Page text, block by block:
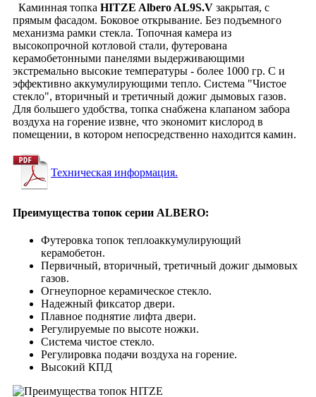
Каминная топка HITZE Albero AL9S.V закрытая, с
прямым фасадом. Боковое открывание. Без подъемного
механизма рамки стекла. Топочная камера из
высокопрочной котловой стали, футерована
керамобетонными панелями выдерживающими
экстремально высокие температуры - более 1000 гр. С и
эффективно аккумулирующими тепло. Система "Чистое
стекло", вторичный и третичный дожиг дымовых газов.
Для большего удобства, топка снабжена клапаном забора
воздуха на горение извне, что экономит кислород в
помещении, в котором непосредственно находится камин.
Техническая информация.
Преимущества топок серии ALBERO:
Футеровка топок теплоаккумулирующий
керамобетон.
Первичный, вторичный, третичный дожиг дымовых
газов.
Огнеупорное керамическое стекло.
Надежный фиксатор двери.
Плавное поднятие лифта двери.
Регулируемые по высоте ножки.
Система чистое стекло.
Регулировка подачи воздуха на горение.
Высокий КПД